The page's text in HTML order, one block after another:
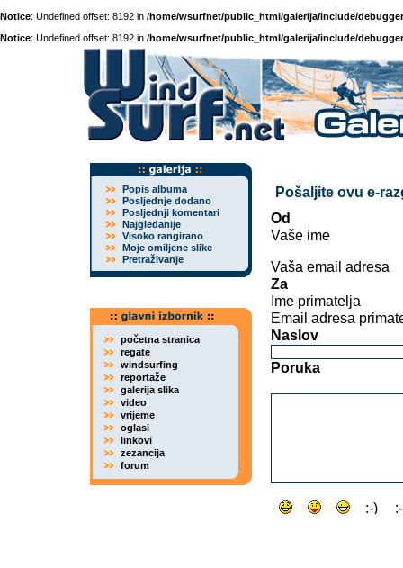
Notice: Undefined offset: 8192 in /home/wsurfnet/public_html/galerija/include/
Notice: Undefined offset: 8192 in /home/wsurfnet/public_html/galerija/include/
Popis albuma
Posljednje dodano
Posljednji komentari
Najgledanije
Visoko rangirano
Moje omiljene slike
Pretraživanje
početna stranica
regate
windsurfing
reportaže
galerija slika
video
vrijeme
oglasi
linkovi
zezancija
forum
Pošaljite ovu e-
Od
Vaše ime
Vaša email adresa
Za
Ime primatelja
Email adresa
Naslov
Poruka